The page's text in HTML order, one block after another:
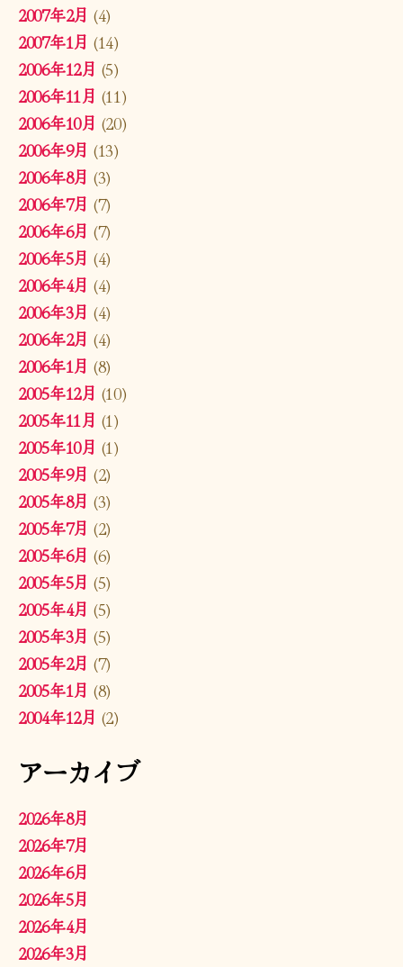
2007年2月 (4)
2007年1月 (14)
2006年12月 (5)
2006年11月 (11)
2006年10月 (20)
2006年9月 (13)
2006年8月 (3)
2006年7月 (7)
2006年6月 (7)
2006年5月 (4)
2006年4月 (4)
2006年3月 (4)
2006年2月 (4)
2006年1月 (8)
2005年12月 (10)
2005年11月 (1)
2005年10月 (1)
2005年9月 (2)
2005年8月 (3)
2005年7月 (2)
2005年6月 (6)
2005年5月 (5)
2005年4月 (5)
2005年3月 (5)
2005年2月 (7)
2005年1月 (8)
2004年12月 (2)
アーカイブ
2026年8月
2026年7月
2026年6月
2026年5月
2026年4月
2026年3月